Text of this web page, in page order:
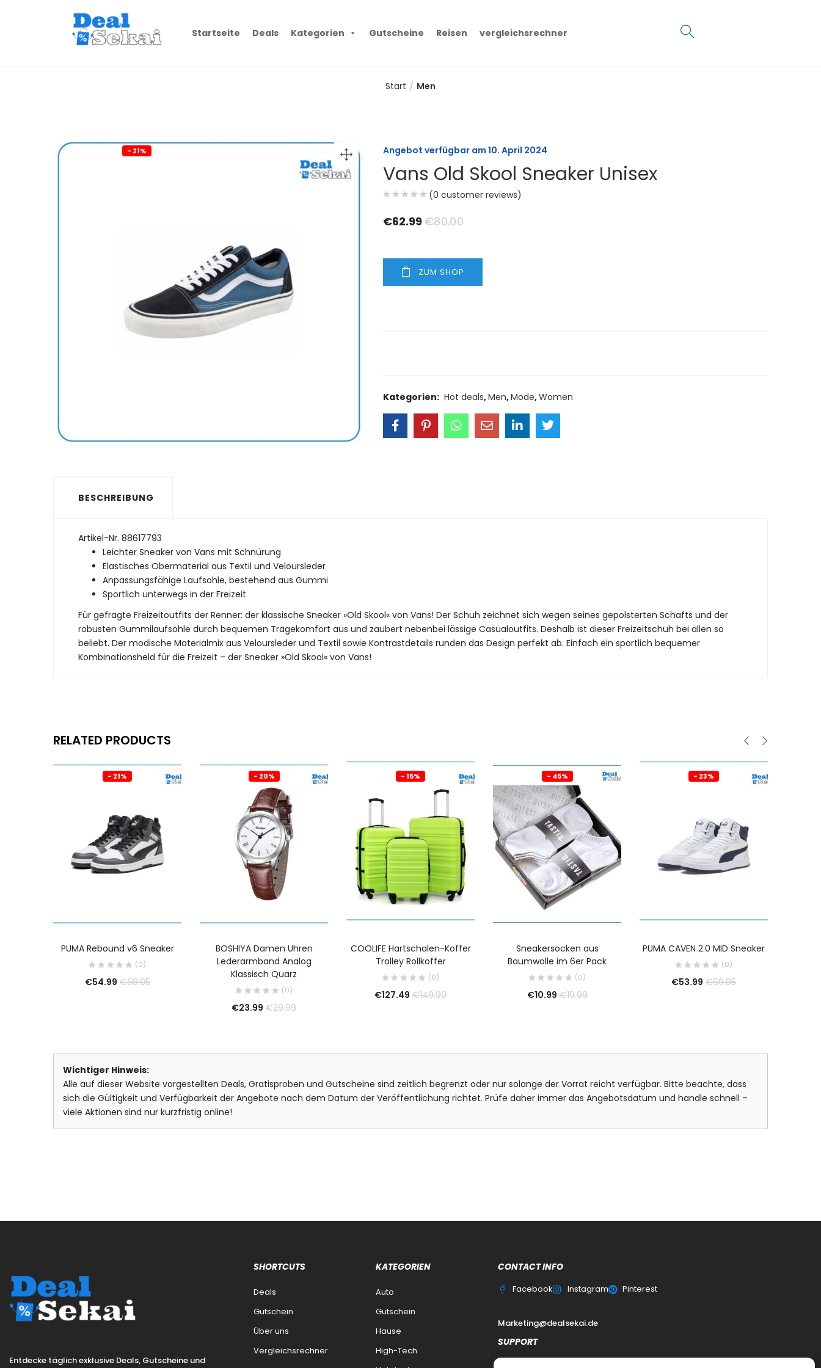
Startseite Deals Kategorien Gutscheine Reisen vergleichsrechner
Start Men
- 21% Angebot verfügbar am 10. April 2024
Vans Old Skool Sneaker Unisex
(0 customer reviews)
€62.99€80.00
ZUM SHOP
Kategorien: Hot deals,Men,Mode,Women
BESCHREIBUNG
Artikel-Nr. 88617793
Leichter Sneaker von Vans mit Schnürung
Elastisches Obermaterial aus Textil und Veloursleder
Anpassungsfähige Laufsohle, bestehend aus Gummi
Sportlich unterwegs in der Freizeit
Für gefragte Freizeitoutfits der Renner: der klassische Sneaker »Old Skool« von Vans! Der Schuh zeichnet sich wegen seines gepolsterten Schafts und der
robusten Gummilaufsohle durch bequemen Tragekomfort aus und zaubert nebenbei lässige Casualoutfits. Deshalb ist dieser Freizeitschuh bei allen so
beliebt. Der modische Materialmix aus Veloursleder und Textil sowie Kontrastdetails runden das Design perfekt ab. Einfach ein sportlich bequemer
Kombinationsheld für die Freizeit – der Sneaker »Old Skool« von Vans!
RELATED PRODUCTS
- 21%
PUMA Rebound v6 Sneaker
(0)
€54.99 €69.95
- 20%
BOSHIYA Damen Uhren
Lederarmband Analog
Klassisch Quarz
(0)
€23.99 €29.99
- 15%
COOLIFE Hartschalen-Koffer
Trolley Rollkoffer
(0)
€127.49 €149.99
- 45%
Sneakersocken aus
Baumwolle im 6er Pack
(0)
€10.99 €19.99
- 23%
PUMA CAVEN 2.0 MID Sneaker
(0)
€53.99 €69.95
Wichtiger Hinweis:
Alle auf dieser Website vorgestellten Deals, Gratisproben und Gutscheine sind zeitlich begrenzt oder nur solange der Vorrat reicht verfügbar. Bitte beachte, dass
sich die Gültigkeit und Verfügbarkeit der Angebote nach dem Datum der Veröffentlichung richtet. Prüfe daher immer das Angebotsdatum und handle schnell –
viele Aktionen sind nur kurzfristig online!
Entdecke täglich exklusive Deals, Gutscheine und
SHORTCUTS
Deals
Gutschein
Über uns
Vergleichsrechner
KATEGORIEN
Auto
Gutschein
Hause
High-Tech
CONTACT INFO
Facebook Instagram Pinterest
Marketing@dealsekai.de
SUPPORT